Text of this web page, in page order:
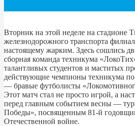
Вторник на этой неделе на стадионе
железнодорожного транспорта
настоящему жарким. Здесь сошлись
сборная команда техникума
талантливых студентов и маститых
действующие чемпионы техникума
— бравые футболисты
Этот матч стал не просто игрой, а
перед главным событием весны —
Победы», посвященным 81-й
Отечественной войне.